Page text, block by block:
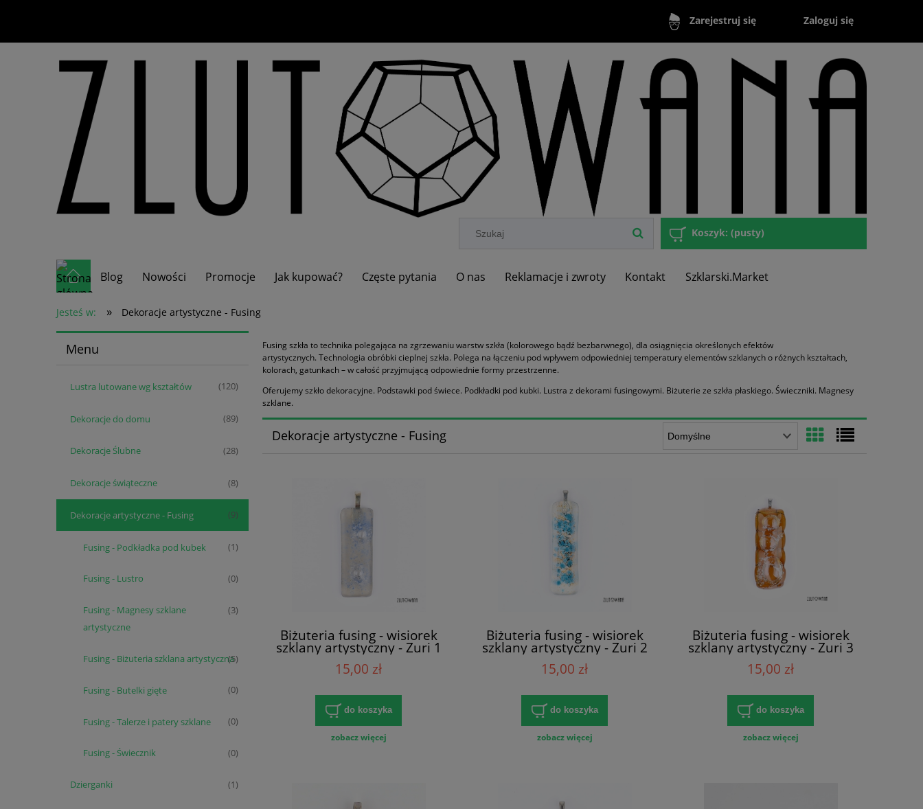
Zarejestruj się Zaloguj się
Koszyk: (pusty)
Blog Nowości Promocje Jak kupować? Częste pytania O nas Reklamacje i zwroty Kontakt Szklarski.Market
Jesteś w: » Dekoracje artystyczne - Fusing
Menu
Lustra lutowane wg kształtów (120)
Dekoracje do domu (89)
Dekoracje Ślubne (28)
Dekoracje świąteczne (8)
Dekoracje artystyczne - Fusing (9)
Fusing - Podkładka pod kubek (1)
Fusing - Lustro (0)
Fusing - Magnesy szklane
artystyczne
(3)
Fusing - Biżuteria szklana artystyczna(5)
Fusing - Butelki gięte (0)
Fusing - Talerze i patery szklane (0)
Fusing - Świecznik (0)
Dzierganki (1)
Fusing szkła to technika polegająca na zgrzewaniu warstw szkła (kolorowego bądź bezbarwnego), dla osiągnięcia określonych efektów
artystycznych. Technologia obróbki cieplnej szkła. Polega na łączeniu pod wpływem odpowiedniej temperatury elementów szklanych o różnych kształtach,
kolorach, gatunkach – w całość przyjmującą odpowiednie formy przestrzenne.
Oferujemy szkło dekoracyjne. Podstawki pod świece. Podkładki pod kubki. Lustra z dekorami fusingowymi. Biżuterie ze szkła płaskiego. Świeczniki. Magnesy
szklane.
Dekoracje artystyczne - Fusing
Biżuteria fusing - wisiorek
szklany artystyczny - Zuri 1
15,00 zł
do koszyka
zobacz więcej
Biżuteria fusing - wisiorek
szklany artystyczny - Zuri 2
15,00 zł
do koszyka
zobacz więcej
Biżuteria fusing - wisiorek
szklany artystyczny - Zuri 3
15,00 zł
do koszyka
zobacz więcej